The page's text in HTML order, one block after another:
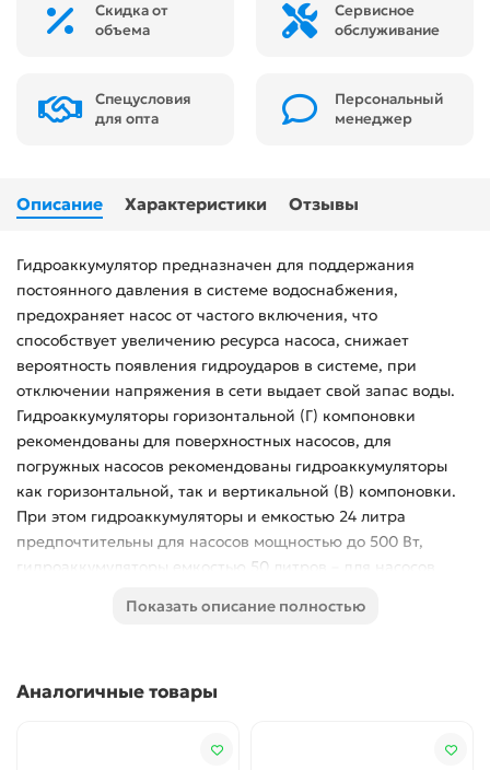
Скидка от
объема
Сервисное
обслуживание
Спецусловия
для опта
Персональный
менеджер
Описание Характеристики Отзывы
Гидроаккумулятор предназначен для поддержания
постоянного давления в системе водоснабжения,
предохраняет насос от частого включения, что
способствует увеличению ресурса насоса, снижает
вероятность появления гидроударов в системе, при
отключении напряжения в сети выдает свой запас воды.
Гидроаккумуляторы горизонтальной (Г) компоновки
рекомендованы для поверхностных насосов, для
погружных насосов рекомендованы гидроаккумуляторы
как горизонтальной, так и вертикальной (В) компоновки.
При этом гидроаккумуляторы и емкостью 24 литра
предпочтительны для насосов мощностью до 500 Вт,
гидроаккумуляторы емкостью 50 литров – для насосов
литров – для насосов мощностью до 1,5 кВт.
Особенности:
Показать описание полностью
Аналогичные товары